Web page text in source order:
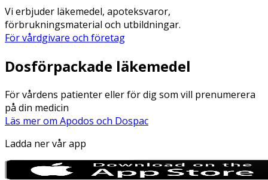
Vi erbjuder läkemedel, apoteksvaror,
förbrukningsmaterial och utbildningar.
För vårdgivare och företag
Dosförpackade läkemedel
För vårdens patienter eller för dig som vill prenumerera
på din medicin
Läs mer om Apodos och Dospac
Ladda ner vår app